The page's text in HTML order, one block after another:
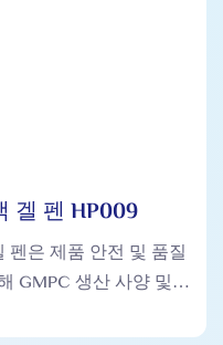
겔 펜 HP009
펜은 제품 안전 및 품질
GMPC 생산 사양 및